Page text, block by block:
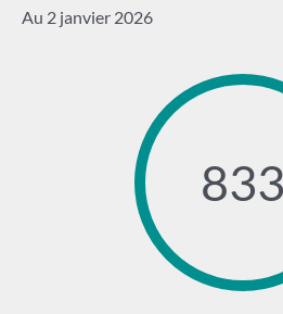
Au 2 janvier 2026
833